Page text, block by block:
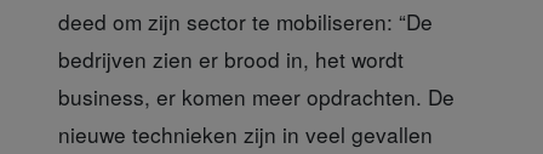
deed om zijn sector te mobiliseren: “De
bedrijven zien er brood in, het wordt
business, er komen meer opdrachten. De
nieuwe technieken zijn in veel gevallen